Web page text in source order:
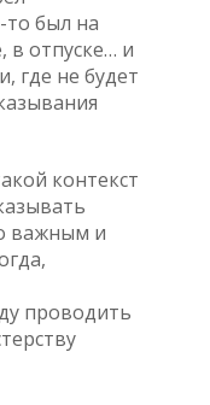
был на
в отпуске… и
где не будет
контекст
важным и
проводить